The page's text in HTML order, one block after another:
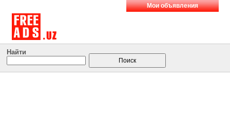
Мои объявления
Найти